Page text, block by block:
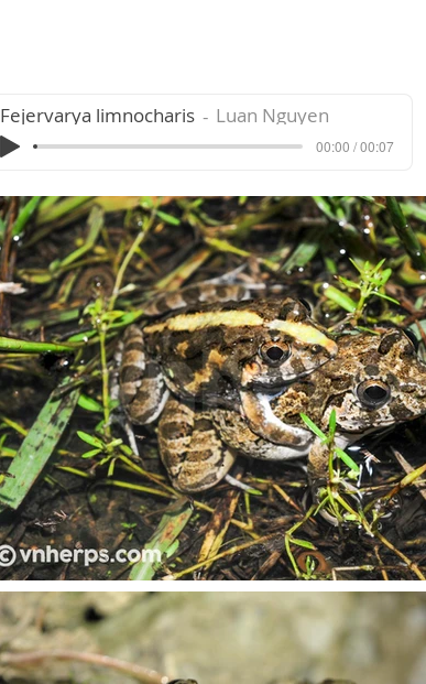
Fejervarya limnocharis Luan Nguyen
00:00 / 00:07